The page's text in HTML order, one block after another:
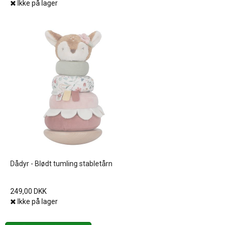
Ikke på lager
Dådyr - Blødt tumling stabletårn
249,00 DKK
Ikke på lager